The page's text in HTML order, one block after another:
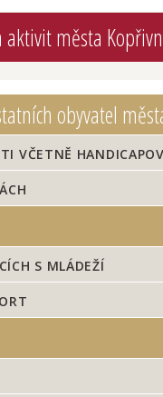
města
obyvatel
VČETNĚ
S MLÁDEŽÍ